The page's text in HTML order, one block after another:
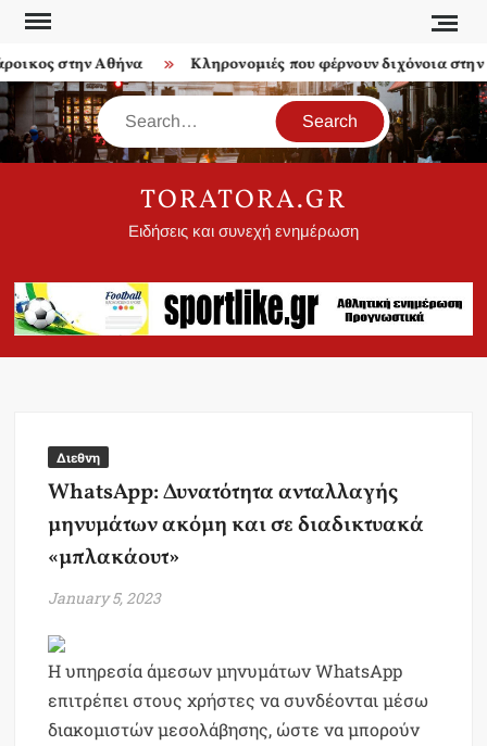
Skip
contentστην Αθήνα Κληρονομιές που φέρνουν διχόνοια στην
Search
TORATORA.GR
Ειδήσεις και συνεχή ενημέρωση
Διεθνη
WhatsApp: Δυνατότητα ανταλλαγής
μηνυμάτων ακόμη και σε διαδικτυακά
«μπλακάουτ»
January 5, 2023
Η υπηρεσία άμεσων μηνυμάτων WhatsApp
επιτρέπει στους χρήστες να συνδέονται μέσω
διακομιστών μεσολάβησης, ώστε να μπορούν